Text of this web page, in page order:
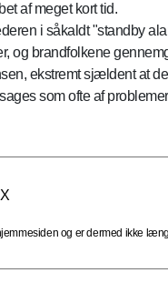
af meget kort tid.
i såkaldt "standby
og brandfolkene
ekstremt sjældent at
som ofte af
og er dermed ikke